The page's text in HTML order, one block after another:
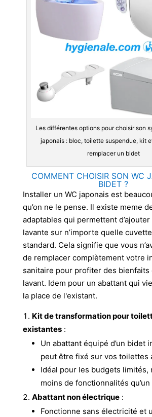
Les différentes options pour choisir son
japonais : bloc, toilette suspendue, kit
remplacer un bidet
COMMENT CHOISIR SON WC
BIDET ?
Installer un WC japonais est
qu’on ne le pense. Il existe meme
adaptables qui permettent
lavante sur n’importe quelle
standard. Cela signifie que vous
de remplacer complètement votre
sanitaire pour profiter des bienfaits
lavant. Idem pour un abattant qui
la place de l'existant.
Kit de transformation pour
existantes:
Un abattant équipé d’un bidet
peut être fixé sur vos toilettes
Idéal pour les budgets limités,
moins de fonctionnalités
Abattant non électrique:
Fonctionne sans électricité et